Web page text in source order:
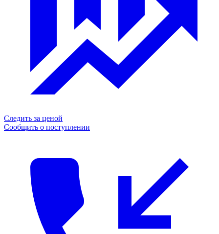
Следить за ценой
Сообщить о поступлении